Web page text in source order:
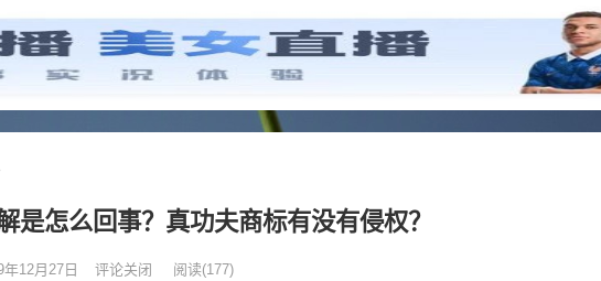
是怎么回事？真功夫商标有没有侵权？
12月27日 评论关闭 阅读(177)